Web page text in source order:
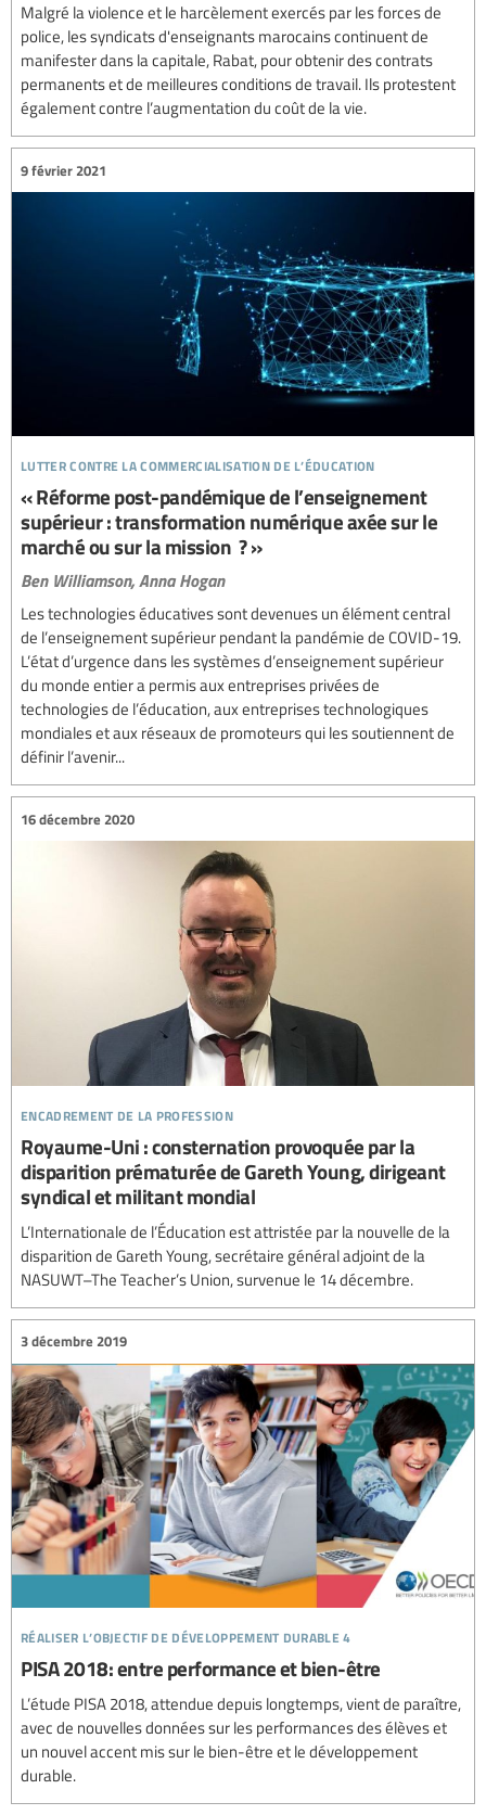
Malgré la violence et le harcèlement exercés par les forces de
police, les syndicats d'enseignants marocains continuent de
manifester dans la capitale, Rabat, pour obtenir des contrats
permanents et de meilleures conditions de travail. Ils protestent
également contre l’augmentation du coût de la vie.
lutter contre la commercialisation de l’éducation
9 février 2021
« Réforme post-pandémique de l’enseignement
supérieur : transformation numérique axée sur le
marché ou sur la mission ? »
Ben Williamson,Anna Hogan
Les technologies éducatives sont devenues un élément central
de l’enseignement supérieur pendant la pandémie de COVID-19.
L’état d’urgence dans les systèmes d’enseignement supérieur
du monde entier a permis aux entreprises privées de
technologies de l’éducation, aux entreprises technologiques
mondiales et aux réseaux de promoteurs qui les soutiennent de
définir l’avenir...
encadrement de la profession
16 décembre 2020
Royaume-Uni : consternation provoquée par la
disparition prématurée de Gareth Young, dirigeant
syndical et militant mondial
L’Internationale de l’Éducation est attristée par la nouvelle de la
disparition de Gareth Young, secrétaire général adjoint de la
NASUWT–The Teacher’s Union, survenue le 14 décembre.
réaliser l’objectif de développement durable 4
3 décembre 2019
PISA 2018: entre performance et bien-être
L’étude PISA 2018, attendue depuis longtemps, vient de paraître,
avec de nouvelles données sur les performances des élèves et
un nouvel accent mis sur le bien-être et le développement
durable.